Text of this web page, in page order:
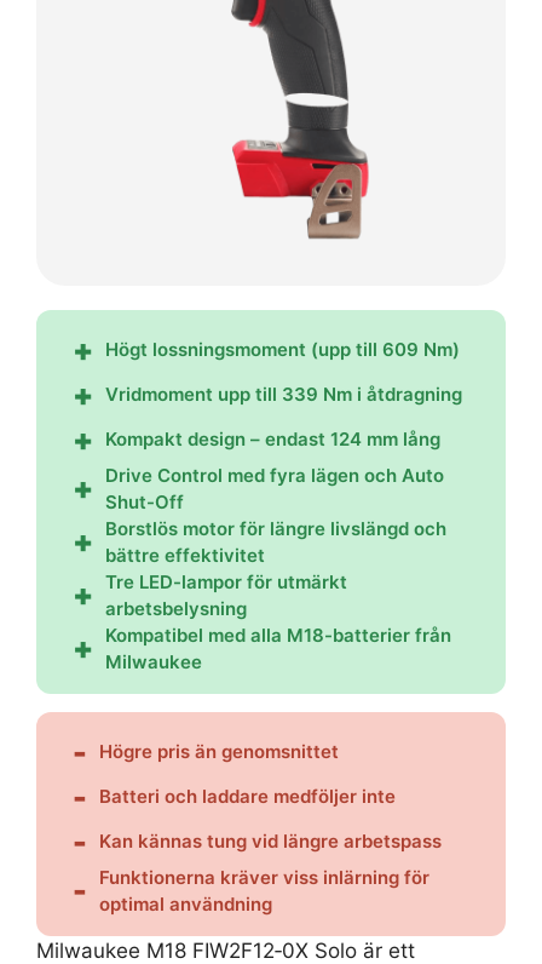
Högt lossningsmoment (upp till 609 Nm)
Vridmoment upp till 339 Nm i åtdragning
Kompakt design – endast 124 mm lång
Drive Control med fyra lägen och Auto
Shut-Off
Borstlös motor för längre livslängd och
bättre effektivitet
Tre LED-lampor för utmärkt
arbetsbelysning
Kompatibel med alla M18-batterier från
Milwaukee
Högre pris än genomsnittet
Batteri och laddare medföljer inte
Kan kännas tung vid längre arbetspass
Funktionerna kräver viss inlärning för
optimal användning
Milwaukee M18 FIW2F12‑0X Solo är ett